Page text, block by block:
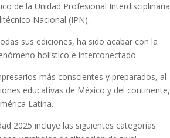
de la Unidad Profesional Interdisciplinaria
Nacional (IPN).
sus ediciones, ha sido acabar con la
holístico e interconectado.
más conscientes y preparados, al
educativas de México y del continente,
Latina.
2025 incluye las siguientes categorías: